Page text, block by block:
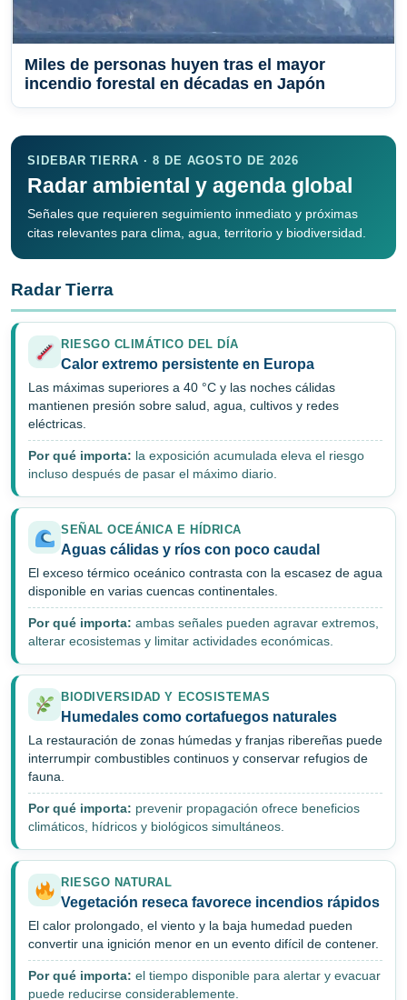
Miles de personas huyen tras el mayor
incendio forestal en décadas en Japón
SIDEBAR TIERRA · 8 DE AGOSTO DE 2026
Radar ambiental y agenda global
Señales que requieren seguimiento inmediato y próximas
citas relevantes para clima, agua, territorio y biodiversidad.
Radar Tierra
RIESGO CLIMÁTICO DEL DÍA
Calor extremo persistente en Europa
Las máximas superiores a 40 °C y las noches cálidas
mantienen presión sobre salud, agua, cultivos y redes
eléctricas.
Por qué importa: la exposición acumulada eleva el riesgo
incluso después de pasar el máximo diario.
SEÑAL OCEÁNICA E HÍDRICA
Aguas cálidas y ríos con poco caudal
El exceso térmico oceánico contrasta con la escasez de agua
disponible en varias cuencas continentales.
Por qué importa: ambas señales pueden agravar extremos,
alterar ecosistemas y limitar actividades económicas.
BIODIVERSIDAD Y ECOSISTEMAS
Humedales como cortafuegos naturales
La restauración de zonas húmedas y franjas ribereñas puede
interrumpir combustibles continuos y conservar refugios de
fauna.
Por qué importa: prevenir propagación ofrece beneficios
climáticos, hídricos y biológicos simultáneos.
RIESGO NATURAL
Vegetación reseca favorece incendios rápidos
El calor prolongado, el viento y la baja humedad pueden
convertir una ignición menor en un evento difícil de contener.
Por qué importa: el tiempo disponible para alertar y evacuar
puede reducirse considerablemente.